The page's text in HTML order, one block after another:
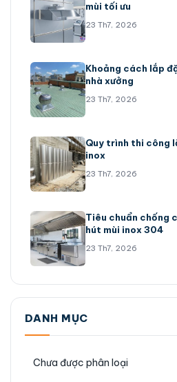
mùi tối ưu
23 Th7, 2026
Khoảng cách lắp
nhà xưởng
23 Th7, 2026
Quy trình thi công
inox
23 Th7, 2026
Tiêu chuẩn chống
hút mùi inox 304
23 Th7, 2026
DANH MỤC
Chưa được phân loại